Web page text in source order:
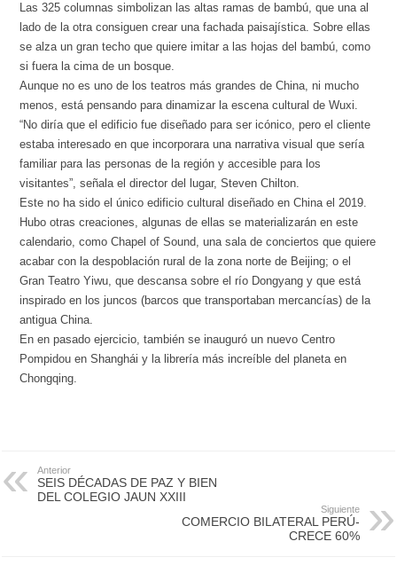
Las 325 columnas simbolizan las altas ramas de bambú, que una al
lado de la otra consiguen crear una fachada paisajística. Sobre ellas
se alza un gran techo que quiere imitar a las hojas del bambú, como
si fuera la cima de un bosque.
Aunque no es uno de los teatros más grandes de China, ni mucho
menos, está pensando para dinamizar la escena cultural de Wuxi.
“No diría que el edificio fue diseñado para ser icónico, pero el cliente
estaba interesado en que incorporara una narrativa visual que sería
familiar para las personas de la región y accesible para los
visitantes”, señala el director del lugar, Steven Chilton.
Este no ha sido el único edificio cultural diseñado en China el 2019.
Hubo otras creaciones, algunas de ellas se materializarán en este
calendario, como Chapel of Sound, una sala de conciertos que quiere
acabar con la despoblación rural de la zona norte de Beijing; o el
Gran Teatro Yiwu, que descansa sobre el río Dongyang y que está
inspirado en los juncos (barcos que transportaban mercancías) de la
antigua China.
En en pasado ejercicio, también se inauguró un nuevo Centro
Pompidou en Shanghái y la librería más increíble del planeta en
Chongqing.
Anterior
SEIS DÉCADAS DE PAZ Y BIEN
DEL COLEGIO JAUN XXIII
Siguiente
COMERCIO BILATERAL PERÚ-
CRECE 60%